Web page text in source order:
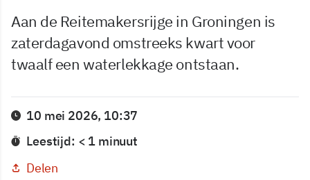
Aan de Reitemakersrijge in Groningen is
zaterdagavond omstreeks kwart voor
twaalf een waterlekkage ontstaan.
10 mei 2026, 10:37
Leestijd: < 1 minuut
Delen